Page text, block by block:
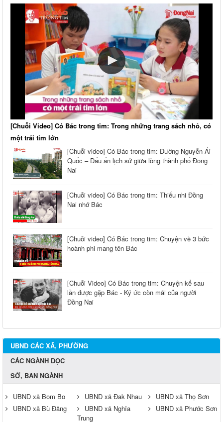
[Chuỗi Video] Có Bác trong tim: Trong những trang sách nhỏ, có
một trái tim lớn
[Chuỗi video] Có Bác trong tim: Đường Nguyễn Ái
Quốc – Dấu ấn lịch sử giữa lòng thành phố Đồng
Nai
[Chuỗi video] Có Bác trong tim: Thiếu nhi Đồng
Nai nhớ Bác
[Chuỗi video] Có Bác trong tim: Chuyện về 3 bức
hoành phi mang tên Bác
[Chuỗi Video] Có Bác trong tim: Chuyện kể sau
lần được gặp Bác - Ký ức còn mãi của người
Đồng Nai
UBND CÁC XÃ, PHƯỜNG
CÁC NGÀNH DỌC
SỞ, BAN NGÀNH
UBND xã Bom Bo UBND xã Đak Nhau
UBND xã Thọ Sơn
UBND xã Bù Đăng
UBND xã Nghĩa
Trung
UBND xã Phước Sơn